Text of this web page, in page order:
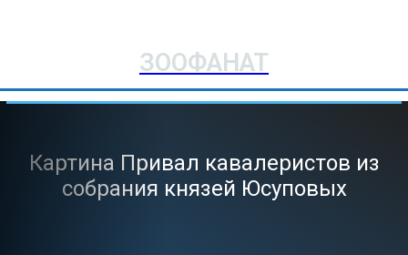
ЗООФАНАТ
Картина Привал кавалеристов из
собрания князей Юсуповых